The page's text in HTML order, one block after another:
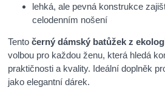
lehká, ale pevná konstrukce
celodenním nošení
Tentočerný dámský batůžek z
volbou pro každou ženu, která hledá
praktičnosti a kvality. Ideální doplněk
jako elegantní dárek.